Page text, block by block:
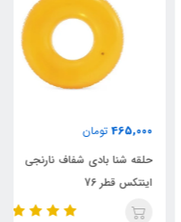
465,000 تومان
حلقه شنا بادی شفاف نارنجی
اینتکس قطر 76